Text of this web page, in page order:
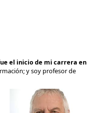
el inicio de mi carrera en
y soy profesor de